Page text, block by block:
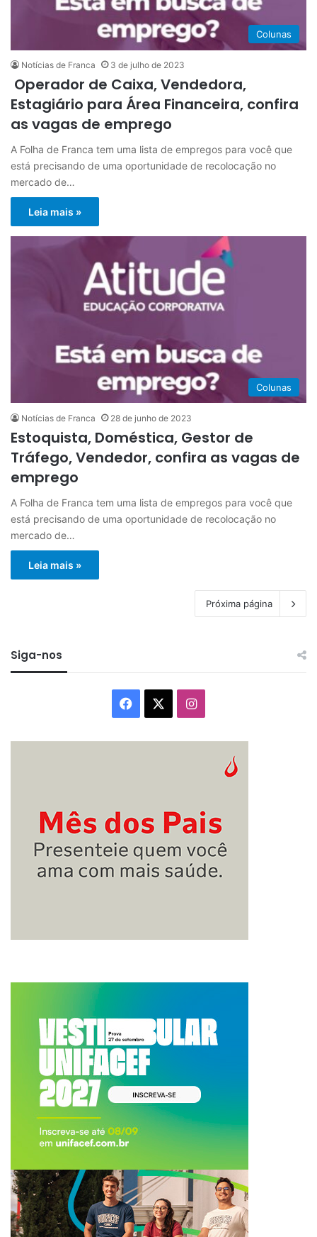
Colunas
Notícias de Franca 3 de julho de 2023
Operador de Caixa, Vendedora,
Estagiário para Área Financeira, confira
as vagas de emprego
A Folha de Franca tem uma lista de empregos para você que
está precisando de uma oportunidade de recolocação no
mercado de…
Leia mais »
Colunas
Notícias de Franca 28 de junho de 2023
Estoquista, Doméstica, Gestor de
Tráfego, Vendedor, confira as vagas de
emprego
A Folha de Franca tem uma lista de empregos para você que
está precisando de uma oportunidade de recolocação no
mercado de…
Leia mais »
Próxima página
Siga-nos
Facebook Instagram